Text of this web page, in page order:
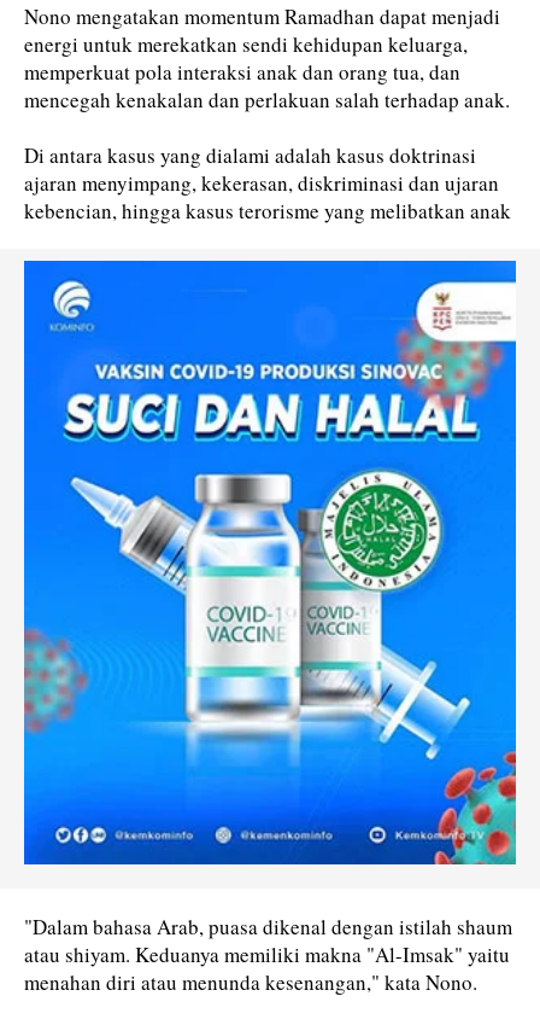
Nono mengatakan momentum Ramadhan dapat menjadi
energi untuk merekatkan sendi kehidupan keluarga,
memperkuat pola interaksi anak dan orang tua, dan
mencegah kenakalan dan perlakuan salah terhadap anak.
Di antara kasus yang dialami adalah kasus doktrinasi
ajaran menyimpang, kekerasan, diskriminasi dan ujaran
kebencian, hingga kasus terorisme yang melibatkan anak
"Dalam bahasa Arab, puasa dikenal dengan istilah shaum
atau shiyam. Keduanya memiliki makna "Al-Imsak" yaitu
menahan diri atau menunda kesenangan," kata Nono.